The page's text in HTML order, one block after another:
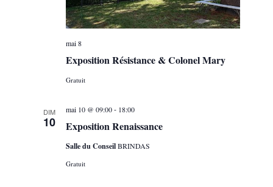
Exposition Résistance & Colonel Mary
mai 8
Gratuit
DIM
10 Exposition Renaissance
mai 10 @ 09:00- 18:00
Salle du ConseilBRINDAS
Gratuit